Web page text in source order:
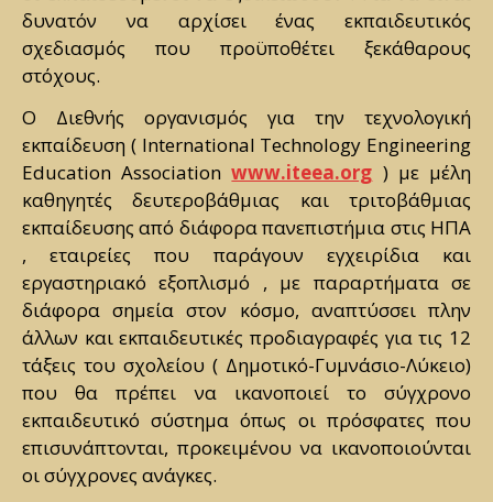
δυνατόν να αρχίσει ένας εκπαιδευτικός
σχεδιασμός που προϋποθέτει ξεκάθαρους
στόχους.
Ο Διεθνής οργανισμός για την τεχνολογική
εκπαίδευση ( International Technology Engineering
Education Associationwww.iteea.org ) με μέλη
καθηγητές δευτεροβάθμιας και τριτοβάθμιας
εκπαίδευσης από διάφορα πανεπιστήμια στις ΗΠΑ
, εταιρείες που παράγουν εγχειρίδια και
εργαστηριακό εξοπλισμό , με παραρτήματα σε
διάφορα σημεία στον κόσμο, αναπτύσσει πλην
άλλων και εκπαιδευτικές προδιαγραφές για τις 12
τάξεις του σχολείου ( Δημοτικό-Γυμνάσιο-Λύκειο)
που θα πρέπει να ικανοποιεί το σύγχρονο
εκπαιδευτικό σύστημα όπως οι πρόσφατες που
επισυνάπτονται, προκειμένου να ικανοποιούνται
οι σύγχρονες ανάγκες.